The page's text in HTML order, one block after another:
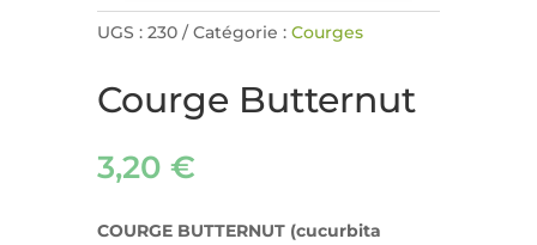
UGS : 230 Catégorie : Courges
Courge Butternut
3,20 €
COURGE BUTTERNUT (cucurbita